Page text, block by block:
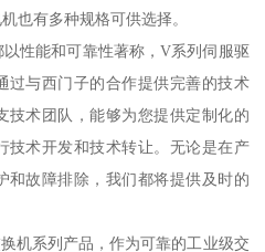
也有多种规格可供选择。
性能和可靠性著称，V系列伺服驱
过与西门子的合作提供完善的技术
技术团队，能够为您提供定制化的
技术开发和技术转让。无论是在产
和故障排除，我们都将提供及时的
系列产品，作为可靠的工业级交